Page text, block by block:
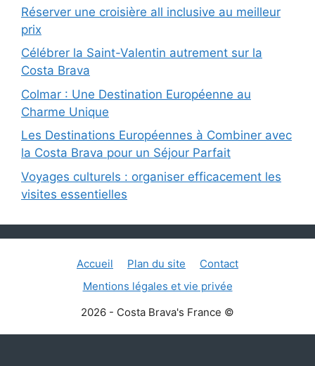
Réserver une croisière all inclusive au meilleur
prix
Célébrer la Saint-Valentin autrement sur la
Costa Brava
Colmar : Une Destination Européenne au
Charme Unique
Les Destinations Européennes à Combiner avec
la Costa Brava pour un Séjour Parfait
Voyages culturels : organiser efficacement les
visites essentielles
Accueil Plan du site
Contact
Mentions légales et vie privée
2026 - Costa Brava's France ©